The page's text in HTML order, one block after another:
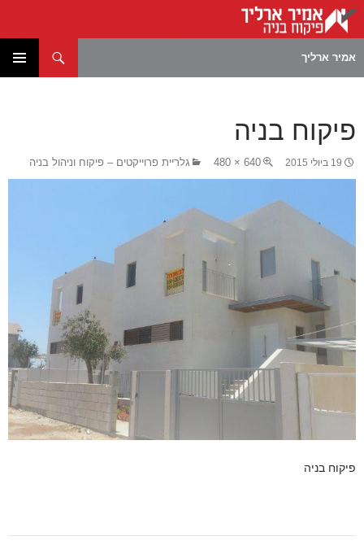
אמיר ארליך
פיקוח בניה
19 ביולי 2015 640 × 480 גלריית פרוייקטים – פיקוח וניהול בניה
פיקוח בניה